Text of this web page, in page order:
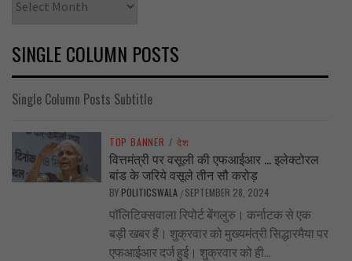
SINGLE COLUMN POSTS
Single Column Posts Subtitle
TOP BANNER / देश
वित्तमंत्री पर वसूली की एफआईआर … इलेक्टोरल
बांड के जरिये वसूले तीन सौ करोड़
BY POLITICSWALA / SEPTEMBER 28, 2024
पॉलिटिक्सवाला रिपोर्ट बेंगलुरु। कर्नाटक से एक
बड़ी खबर हैं। शुक्रवार को मुख्यमंत्री सिद्धारमैया पर
एफआईआर दर्ज हुई। शुक्रवार को ही...